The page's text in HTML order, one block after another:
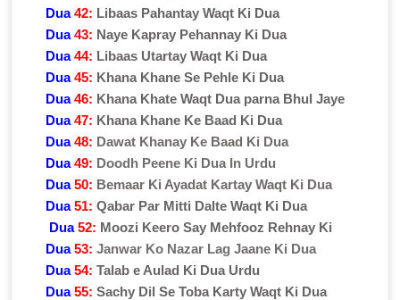
Dua 42: Libaas Pahantay Waqt Ki Dua
Dua 43: Naye Kapray Pehannay Ki Dua
Dua 44: Libaas Utartay Waqt Ki Dua
Dua 45: Khana Khane Se Pehle Ki Dua
Dua 46: Khana Khate Waqt Dua parna Bhul Jaye
Dua 47: Khana Khane Ke Baad Ki Dua
Dua 48: Dawat Khanay Ke Baad Ki Dua
Dua 49: Doodh Peene Ki Dua In Urdu
Dua 50: Bemaar Ki Ayadat Kartay Waqt Ki Dua
Dua 51: Qabar Par Mitti Dalte Waqt Ki Dua
Dua 52: Moozi Keero Say Mehfooz Rehnay Ki
Dua 53: Janwar Ko Nazar Lag Jaane Ki Dua
Dua 54: Talab e Aulad Ki Dua Urdu
Dua 55: Sachy Dil Se Toba Karty Waqt Ki Dua